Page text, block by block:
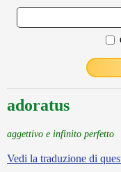
adoratus
aggettivo e infinito perfetto
Vedi la traduzione di